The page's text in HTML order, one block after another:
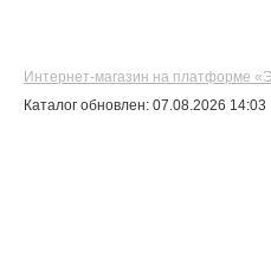
Интернет-магазин на платформе
Каталог обновлен: 07.08.2026 14:03